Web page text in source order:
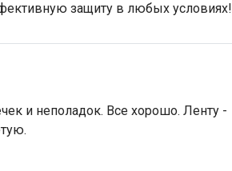
защиту в любых условиях!
и неполадок. Все хорошо. Ленту -